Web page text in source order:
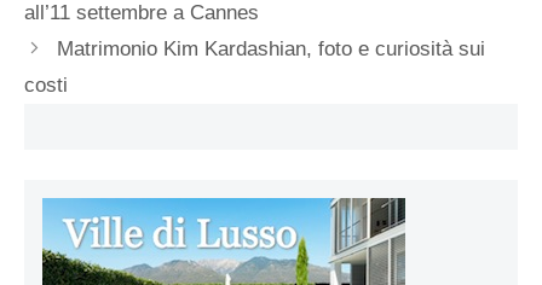
all’11 settembre a Cannes
Matrimonio Kim Kardashian, foto e curiosità sui
costi